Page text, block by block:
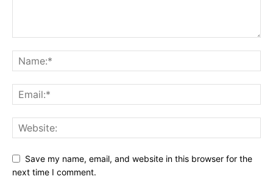
Save my name, email, and website in this browser for the
next time I comment.